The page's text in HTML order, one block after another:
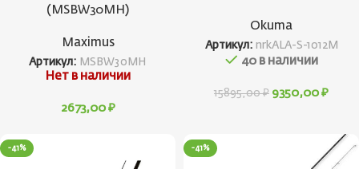
(MSBW30MH)
Maximus
Артикул: MSBW30MH
Нет в наличии
2673,00 ₽
Okuma
Артикул: nrkALA-S-1012M
40 в наличии
15895,00₽ 9350,00 ₽
-41% -41%